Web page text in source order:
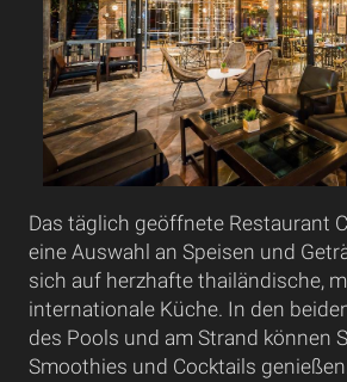
Das täglich geöffnete Restaurant
eine Auswahl an Speisen und
sich auf herzhafte thailändische,
internationale Küche. In den
des Pools und am Strand können
Smoothies und Cocktails genießen.